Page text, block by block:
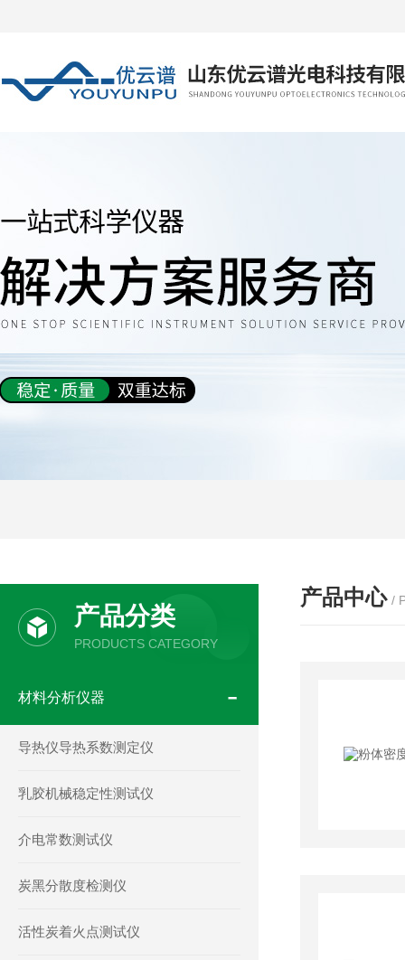
产品分类
PRODUCTS CATEGORY
材料分析仪器
导热仪导热系数测定仪
乳胶机械稳定性测试仪
介电常数测试仪
炭黑分散度检测仪
活性炭着火点测试仪
产品中心 /